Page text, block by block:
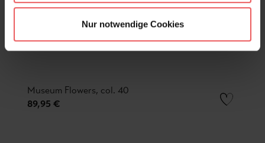
Nur notwendige Cookies
Museum Flowers, col. 40
89,95 €